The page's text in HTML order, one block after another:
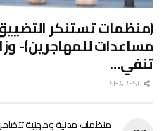
(منظمات تستنكر
مساعدات للمهاجرين)-
تنفي…
منظمات مدنية ومهنية